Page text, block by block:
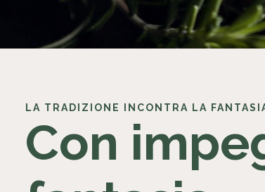
LA TRADIZIONE INCONTRA LA
Con